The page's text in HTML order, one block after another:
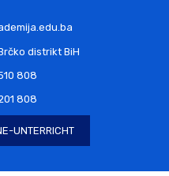
distrikt BiH
808
808
UNTERRICHT